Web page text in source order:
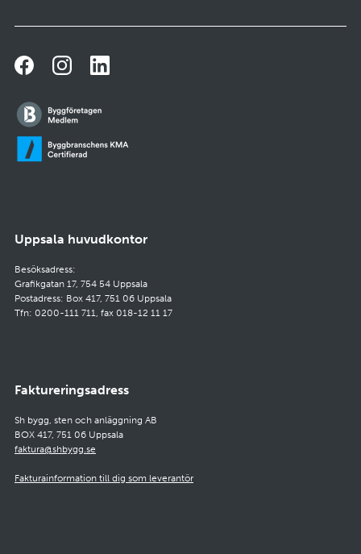
Uppsala huvudkontor
Besöksadress:
Grafikgatan 17, 754 54 Uppsala
Postadress: Box 417, 751 06 Uppsala
Tfn: 0200-111 711, fax 018-12 11 17
Faktureringsadress
Sh bygg, sten och anläggning AB
BOX 417, 751 06 Uppsala
faktura@shbygg.se
Fakturainformation till dig som leverantör